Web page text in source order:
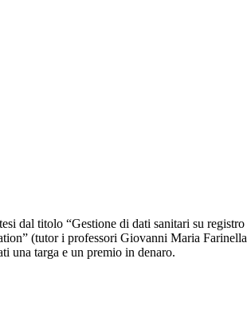
dal titolo “Gestione di dati sanitari su
(tutor i professori Giovanni Maria
una targa e un premio in denaro.